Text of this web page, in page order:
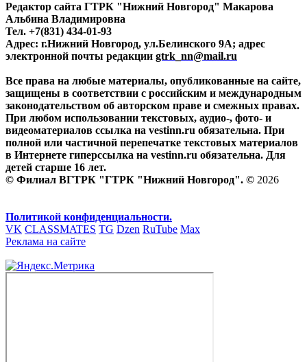
Редактор сайта ГТРК "Нижний Новгород" Макарова
Альбина Владимировна
Тел. +7(831) 434-01-93
Адрес: г.Нижний Новгород, ул.Белинского 9А; адрес
электронной почты редакции gtrk_nn@mail.ru
Все права на любые материалы, опубликованные на сайте,
защищены в соответствии с российским и международным
законодательством об авторском праве и смежных правах.
При любом использовании текстовых, аудио-, фото- и
видеоматериалов ссылка на vestinn.ru обязательна. При
полной или частичной перепечатке текстовых материалов
в Интернете гиперссылка на vestinn.ru обязательна. Для
детей старше 16 лет.
© Филиал ВГТРК "ГТРК "Нижний Новгород". © 2026
Политикой конфиденциальности.
VK CLASSMATES TG Dzen RuTube Max
Реклама на сайте